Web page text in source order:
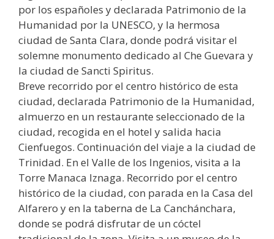
por los españoles y declarada Patrimonio de la
Humanidad por la UNESCO, y la hermosa
ciudad de Santa Clara, donde podrá visitar el
solemne monumento dedicado al Che Guevara y
la ciudad de Sancti Spiritus.
Breve recorrido por el centro histórico de esta
ciudad, declarada Patrimonio de la Humanidad,
almuerzo en un restaurante seleccionado de la
ciudad, recogida en el hotel y salida hacia
Cienfuegos. Continuación del viaje a la ciudad de
Trinidad. En el Valle de los Ingenios, visita a la
Torre Manaca Iznaga. Recorrido por el centro
histórico de la ciudad, con parada en la Casa del
Alfarero y en la taberna de La Canchánchara,
donde se podrá disfrutar de un cóctel